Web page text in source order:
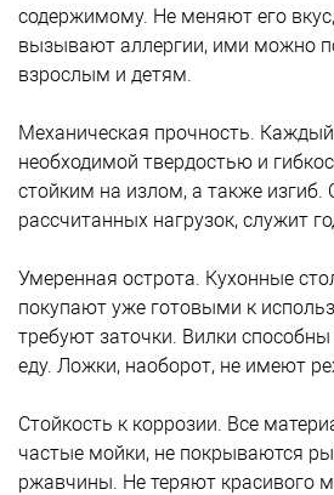
содержимому. Не меняют его
вызывают аллергии, ими можно
взрослым и детям.
Механическая прочность.
необходимой твердостью и
стойким на излом, а также изгиб.
рассчитанных нагрузок, служит
Умеренная острота. Кухонные
покупают уже готовыми к
требуют заточки. Вилки
еду. Ложки, наоборот, не имеют
Стойкость к коррозии. Все
частые мойки, не покрываются
ржавчины. Не теряют красивого